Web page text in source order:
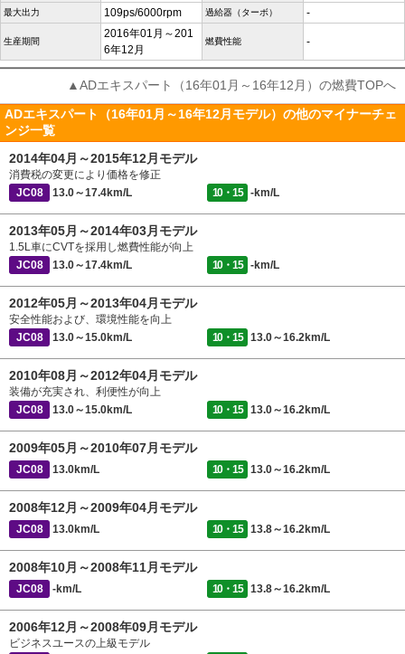
最大出力 109ps/6000rpm 過給器（ターボ） -
生産期間
2016年01月～201
6年12月
燃費性能 -
▲ADエキスパート（16年01月～16年12月）の燃費TOPへ
ADエキスパート（16年01月～16年12月モデル）の他のマイナーチェ
ンジ一覧
2014年04月～2015年12月モデル
消費税の変更により価格を修正
JC08
13.0～17.4km/L 10・15 -km/L
2013年05月～2014年03月モデル
1.5L車にCVTを採用し燃費性能が向上
JC08
13.0～17.4km/L 10・15 -km/L
2012年05月～2013年04月モデル
安全性能および、環境性能を向上
JC08
13.0～15.0km/L 10・15 13.0～16.2km/L
2010年08月～2012年04月モデル
装備が充実され、利便性が向上
JC08
13.0～15.0km/L 10・15 13.0～16.2km/L
2009年05月～2010年07月モデル
JC08 13.0km/L 10・15 13.0～16.2km/L
2008年12月～2009年04月モデル
JC08 13.0km/L 10・15 13.8～16.2km/L
2008年10月～2008年11月モデル
JC08 -km/L 10・15 13.8～16.2km/L
2006年12月～2008年09月モデル
ビジネスユースの上級モデル